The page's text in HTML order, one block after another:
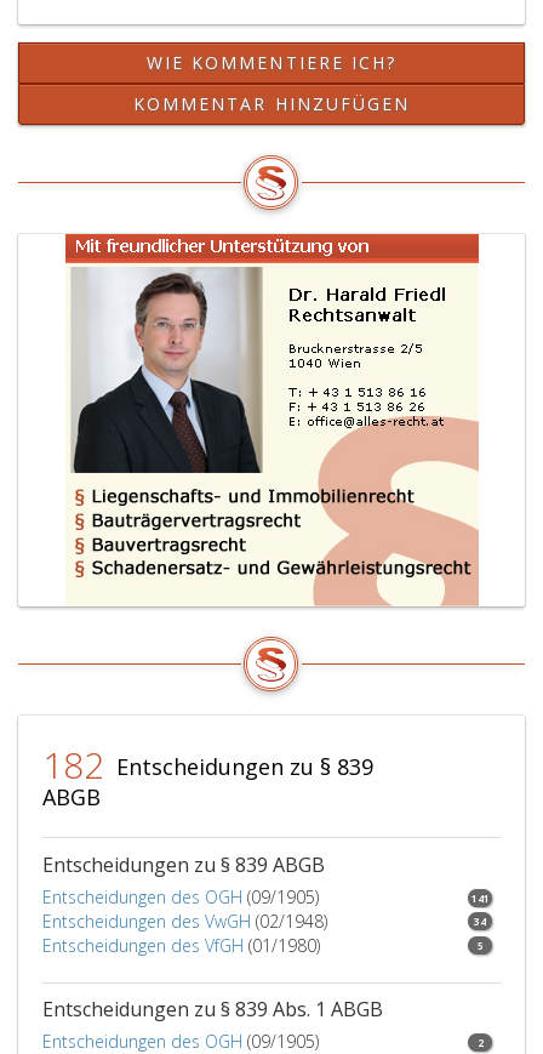
WIE KOMMENTIERE ICH?
KOMMENTAR HINZUFÜGEN
182 Entscheidungen zu § 839
ABGB
Entscheidungen zu § 839 ABGB
Entscheidungen des OGH (09/1905) 141
Entscheidungen des VwGH (02/1948) 34
Entscheidungen des VfGH (01/1980) 5
Entscheidungen zu § 839 Abs. 1 ABGB
Entscheidungen des OGH (09/1905) 2